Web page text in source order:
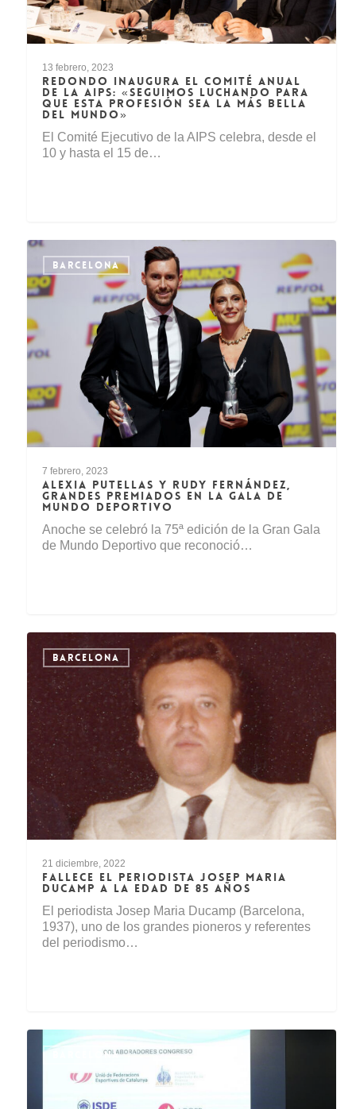
13 febrero, 2023
REDONDO INAUGURA EL COMITÉ ANUAL
DE LA AIPS: «SEGUIMOS LUCHANDO PARA
QUE ESTA PROFESIÓN SEA LA MÁS BELLA
DEL MUNDO»
El Comité Ejecutivo de la AIPS celebra, desde el
10 y hasta el 15 de…
BARCELONA
7 febrero, 2023
ALEXIA PUTELLAS Y RUDY FERNÁNDEZ,
GRANDES PREMIADOS EN LA GALA DE
MUNDO DEPORTIVO
Anoche se celebró la 75ª edición de la Gran Gala
de Mundo Deportivo que reconoció…
BARCELONA
21 diciembre, 2022
FALLECE EL PERIODISTA JOSEP MARIA
DUCAMP A LA EDAD DE 85 AÑOS
El periodista Josep Maria Ducamp (Barcelona,
1937), uno de los grandes pioneros y referentes
del periodismo…
BARCELONA